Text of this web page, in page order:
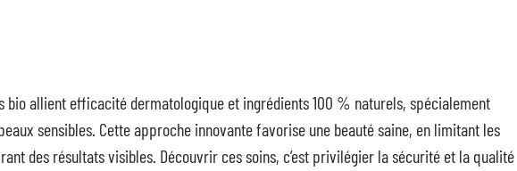
bio allient efficacité dermatologique et ingrédients 100 % naturels, spécialement
sensibles. Cette approche innovante favorise une beauté saine, en limitant les
des résultats visibles. Découvrir ces soins, c’est privilégier la sécurité et la qualité